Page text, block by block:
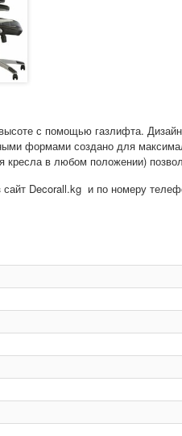
с помощью газлифта.
формами создано для
в любом положении)
Decorall.kg и по номеру